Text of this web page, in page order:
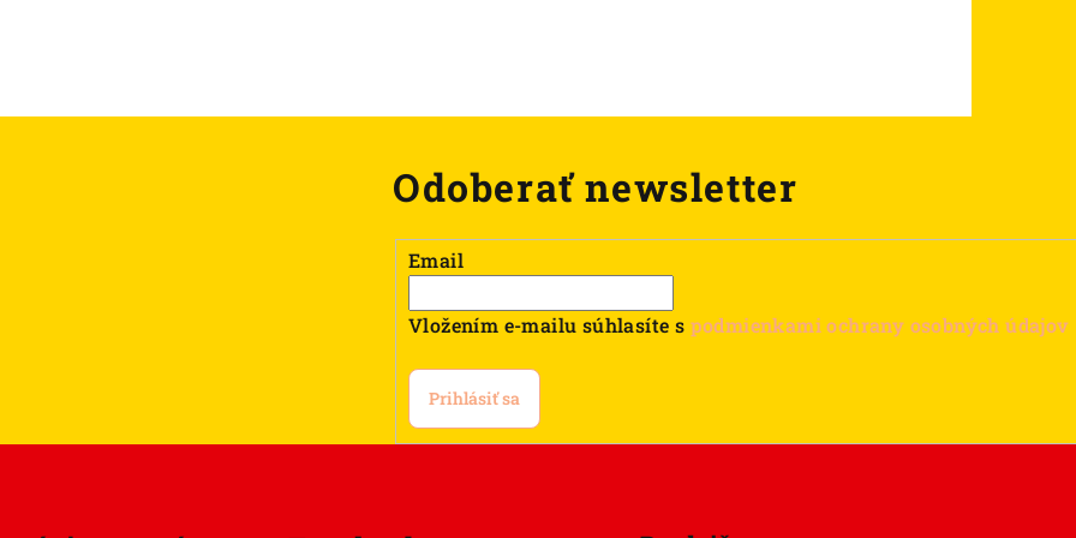
Odoberať newsletter
Email
Vložením e-mailu súhlasíte s podmienkami ochrany osobných údajov
Prihlásiť sa